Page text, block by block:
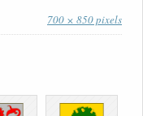
700 × 850 pixels